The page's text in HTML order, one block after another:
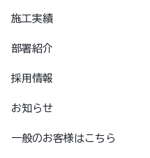
施工実績
部署紹介
採用情報
お知らせ
一般のお客様はこちら